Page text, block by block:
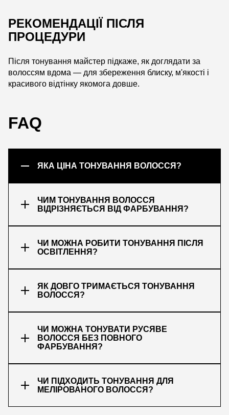
РЕКОМЕНДАЦІЇ ПІСЛЯ
ПРОЦЕДУРИ
Після тонування майстер підкаже, як доглядати за
волоссям вдома — для збереження блиску, м'якості і
красивого відтінку якомога довше.
FAQ
ЯКА ЦІНА ТОНУВАННЯ ВОЛОССЯ?
ЧИМ ТОНУВАННЯ ВОЛОССЯ
ВІДРІЗНЯЄТЬСЯ ВІД ФАРБУВАННЯ?
ЧИ МОЖНА РОБИТИ ТОНУВАННЯ ПІСЛЯ
ОСВІТЛЕННЯ?
ЯК ДОВГО ТРИМАЄТЬСЯ ТОНУВАННЯ
ВОЛОССЯ?
ЧИ МОЖНА ТОНУВАТИ РУСЯВЕ
ВОЛОССЯ БЕЗ ПОВНОГО
ФАРБУВАННЯ?
ЧИ ПІДХОДИТЬ ТОНУВАННЯ ДЛЯ
МЕЛІРОВАНОГО ВОЛОССЯ?